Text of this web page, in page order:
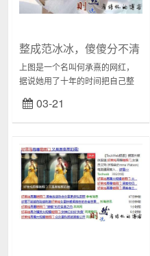
整成范冰冰，傻傻分不清
上图是一个名叫何承熹的网红，
据说她用了十年的时间把自己整
人过目难忘。搜索网间图片，简
直没有办法分辨她与范冰冰之间
03-21